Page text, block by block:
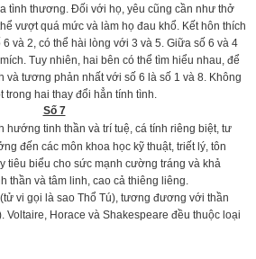
tình thương. Đối với họ, yêu cũng cần như thở
vượt quá mức và làm họ đau khổ. Kết hôn thích
và 2, có thể hài lòng với 3 và 5. Giữa số 6 và 4
Tuy nhiên, hai bên có thể tìm hiểu nhau, để
và tương phản nhất với số 6 là số 1 và 8. Không
trong hai thay đổi hẳn tính tình.
Số 7
hướng tinh thần và trí tuệ, cá tính riêng biệt, tư
đến các môn khoa học kỹ thuật, triết lý, tôn
tiêu biểu cho sức mạnh cường tráng và khả
thần và tâm linh, cao cả thiêng liêng.
vi gọi là sao Thổ Tú), tương đương với thần
Voltaire, Horace và Shakespeare đều thuộc loại